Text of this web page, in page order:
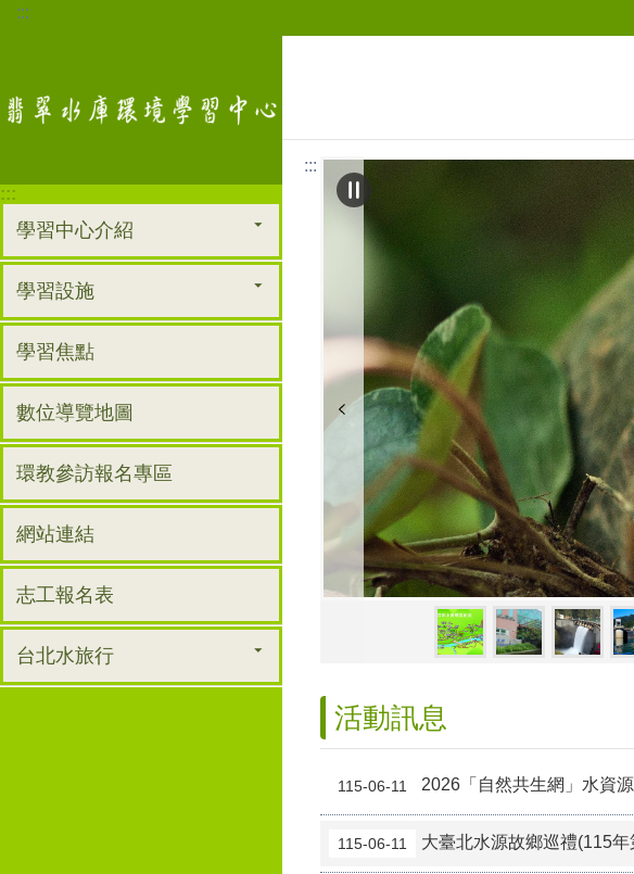
跳到主要內容區塊
:::
:::
學習中心介紹
學習設施
學習焦點
數位導覽地圖
環教參訪報名專區
網站連結
志工報名表
台北水旅行
:::
活動訊息
115-06-11 2026「自然共生網」水資
115-06-11 大臺北水源故鄉巡禮(115